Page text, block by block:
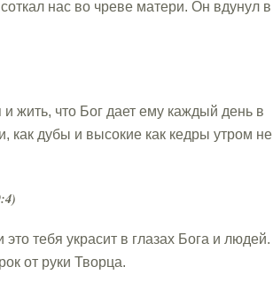
нас во чреве матери. Он вдунул в
жить, что Бог дает ему каждый день в
как дубы и высокие как кедры утром не
тебя украсит в глазах Бога и людей.
от руки Творца.